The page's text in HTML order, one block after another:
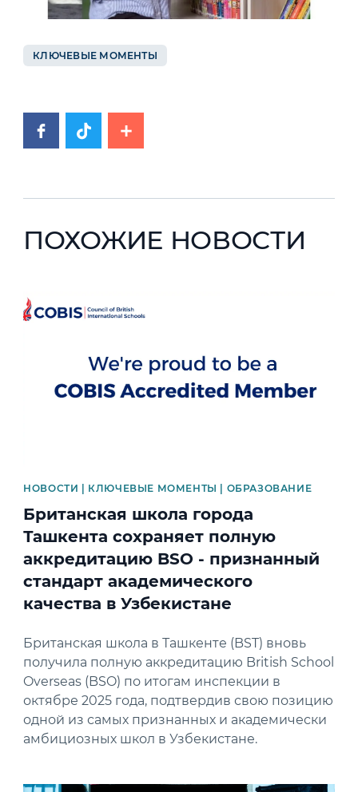
КЛЮЧЕВЫЕ МОМЕНТЫ
ПОХОЖИЕ НОВОСТИ
News image
НОВОСТИ | КЛЮЧЕВЫЕ МОМЕНТЫ | ОБРАЗОВАНИЕ
Британская школа города
Ташкента сохраняет полную
аккредитацию BSO - признанный
стандарт академического
качества в Узбекистане
Британская школа в Ташкенте (BST) вновь
получила полную аккредитацию British School
Overseas (BSO) по итогам инспекции в
октябре 2025 года, подтвердив свою позицию
одной из самых признанных и академически
амбициозных школ в Узбекистане.